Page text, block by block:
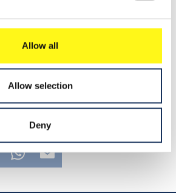
Allow all
Allow selection
Deny
Persbericht